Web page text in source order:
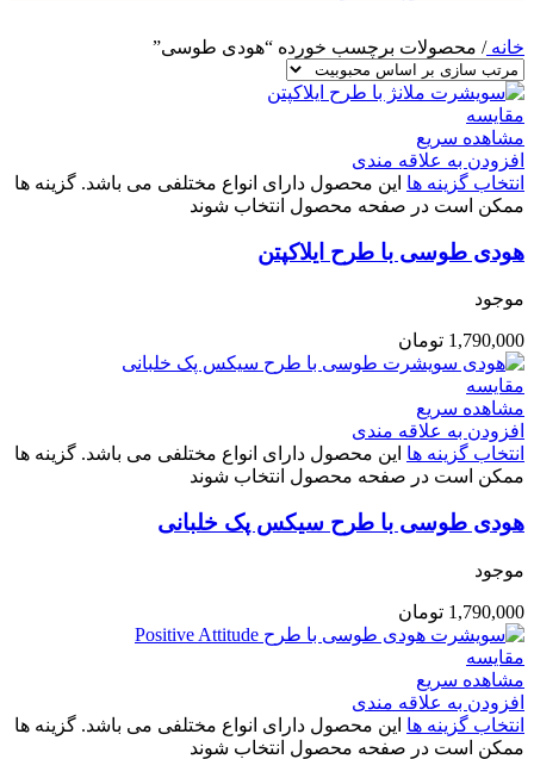
خانه/ محصولات برچسب خورده “هودی طوسی”
مقایسه
مشاهده سریع
افزودن به علاقه مندی
انتخاب گزینه ها این محصول دارای انواع مختلفی می باشد. گزینه ها
ممکن است در صفحه محصول انتخاب شوند
هودی طوسی با طرح ایلاکپتن
موجود
1,790,000 تومان
مقایسه
مشاهده سریع
افزودن به علاقه مندی
انتخاب گزینه ها این محصول دارای انواع مختلفی می باشد. گزینه ها
ممکن است در صفحه محصول انتخاب شوند
هودی طوسی با طرح سیکس پک خلبانی
موجود
1,790,000 تومان
مقایسه
مشاهده سریع
افزودن به علاقه مندی
انتخاب گزینه ها این محصول دارای انواع مختلفی می باشد. گزینه ها
ممکن است در صفحه محصول انتخاب شوند